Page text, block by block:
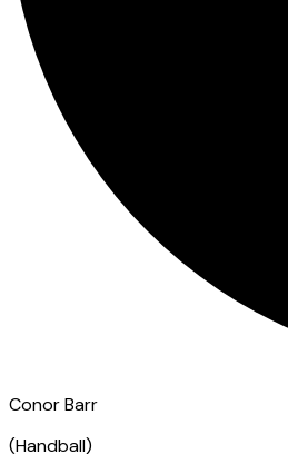
Conor Barr
(Handball)